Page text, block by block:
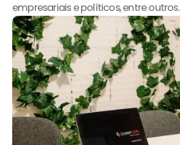
empresariais e políticos, entre outros.